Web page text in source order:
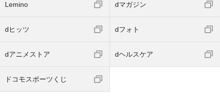
Lemino dマガジン
dヒッツ dフォト
dアニメストア dヘルスケア
ドコモスポーツくじ